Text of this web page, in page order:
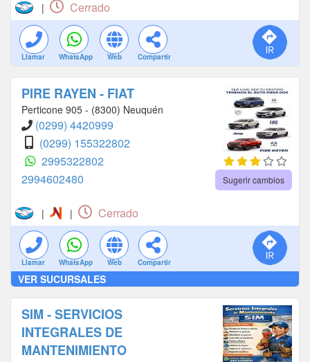
| Cerrado
Llamar WhatsApp Web Compartir
PIRE RAYEN - FIAT
Perticone 905 - (8300) Neuquén
(0299) 4420999
(0299) 155322802
2995322802
2994602480
Sugerir cambios
| | Cerrado
Llamar WhatsApp Web Compartir
VER SUCURSALES
SIM - SERVICIOS
INTEGRALES DE
MANTENIMIENTO